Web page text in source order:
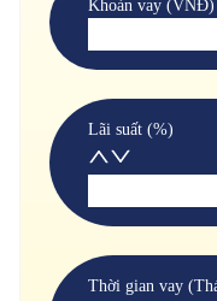
Khoản vay (VNĐ)
Lãi suất (%)
Thời gian vay